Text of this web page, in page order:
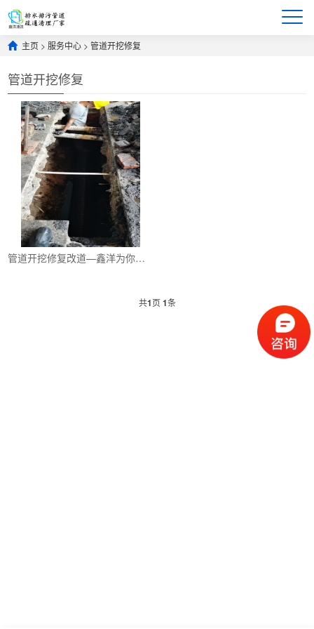
主页 > 服务中心 >管道开挖修复
管道开挖修复
管道开挖修复改道—鑫洋为你排忧解难
共1页1条